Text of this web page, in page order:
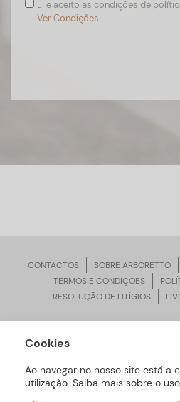
Li e aceito as condições de
Ver Condições.
CONTACTOS SOBRE ARBORETTO
TERMOS E CONDIÇÕES
RESOLUÇÃO DE LITÍGIOS
ARBORETTO © Todos os Direitos
Cookies
Ao navegar no nosso site está a
utilização. Saiba mais sobre o